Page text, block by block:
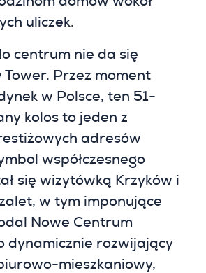
uliczek.
centrum nie da się
Tower. Przez moment
w Polsce, ten 51-
kolos to jeden z
adresów
współczesnego
się wizytówką Krzyków i
w tym imponujące
Nowe Centrum
dynamicznie rozwijający
mieszkaniowy,